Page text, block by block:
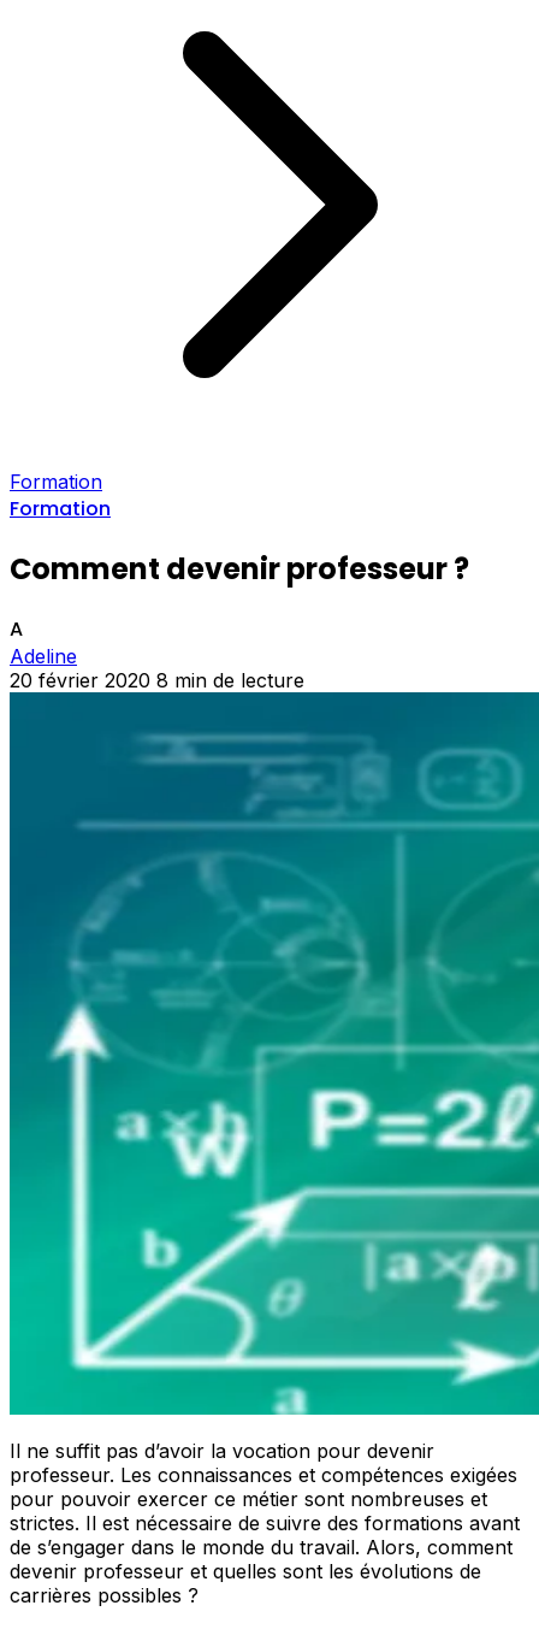
Formation
Formation
Comment devenir professeur ?
A
Adeline
20 février 2020 8 min de lecture
Il ne suffit pas d’avoir la vocation pour devenir
professeur. Les connaissances et compétences exigées
pour pouvoir exercer ce métier sont nombreuses et
strictes. Il est nécessaire de suivre des formations avant
de s’engager dans le monde du travail. Alors, comment
devenir professeur et quelles sont les évolutions de
carrières possibles ?